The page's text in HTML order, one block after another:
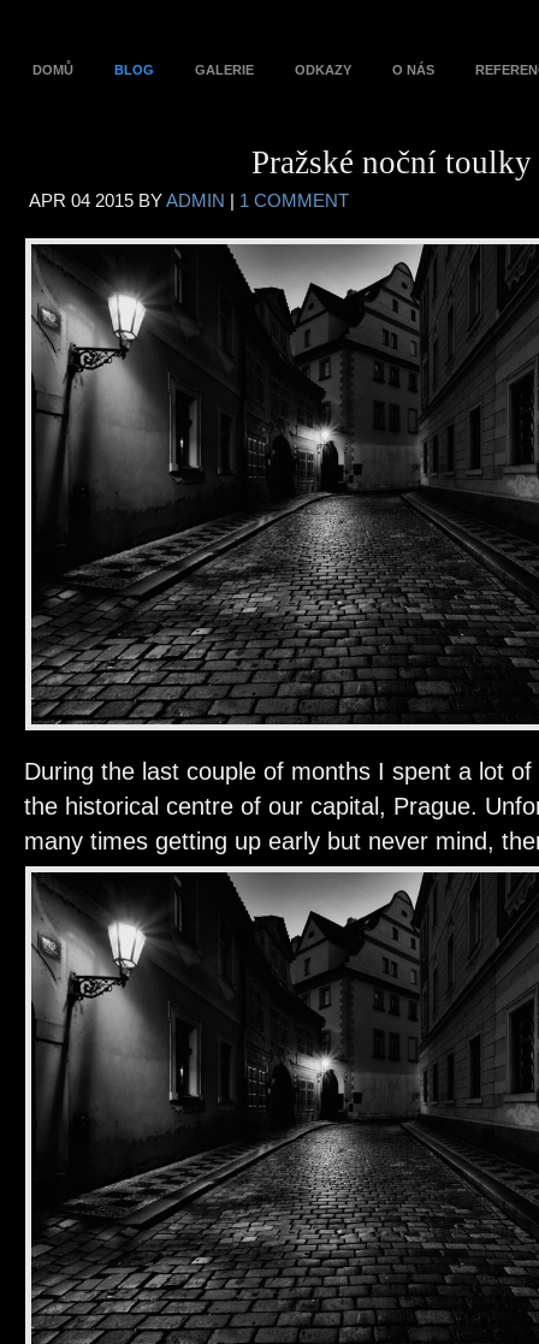
DOMŮ BLOG GALERIE ODKAZY O NÁS
Pražské noční toulky
APR 04 2015 BYADMIN | 1 COMMENT
During the last couple of months I spent a lot
the historical centre of our capital, Prague.
many times getting up early but never mind,